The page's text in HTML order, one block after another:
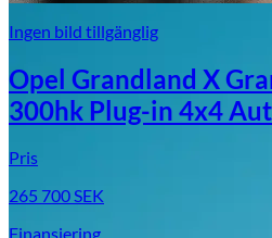
Ingen bild tillgänglig
Opel Grandland X
300hk Plug-in 4x4
Pris
265 700SEK
Finansiering